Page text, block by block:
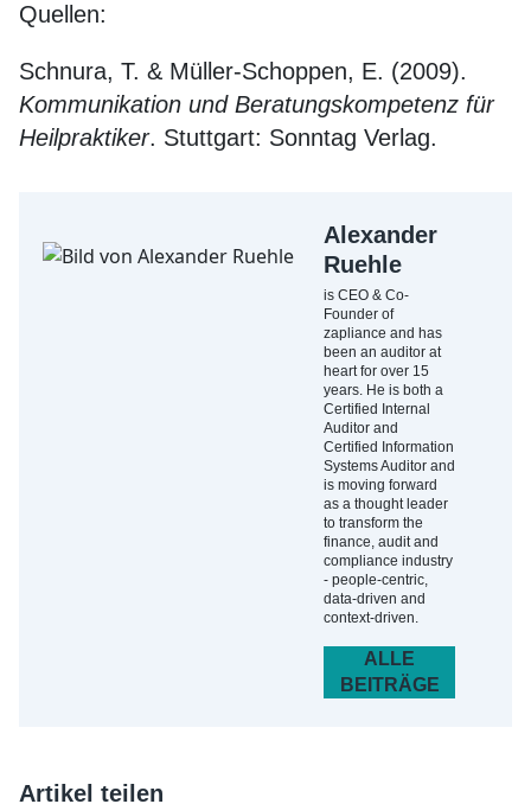
Quellen:
Schnura, T. & Müller-Schoppen, E. (2009).
Kommunikation und Beratungskompetenz für
Heilpraktiker. Stuttgart: Sonntag Verlag.
Alexander
Ruehle
is CEO & Co-
Founder of
zapliance and has
been an auditor at
heart for over 15
years. He is both a
Certified Internal
Auditor and
Certified Information
Systems Auditor and
is moving forward
as a thought leader
to transform the
finance, audit and
compliance industry
- people-centric,
data-driven and
context-driven.
ALLE
BEITRÄGE
Artikel teilen